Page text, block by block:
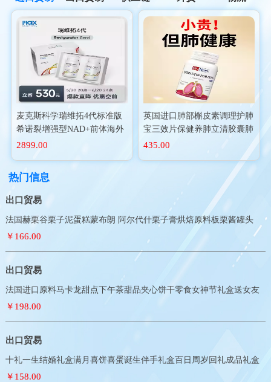
麦克斯科学瑞维拓4代标准版
希诺裂增强型NAD+前体海外
进口
2899.00
英国进口肺部槲皮素调理护肺
宝三效片保健养肺立清胶囊肺
动力二氢
435.00
热门信息
出口贸易
法国赫栗谷栗子泥蛋糕蒙布朗 阿尔代什栗子膏烘焙原料板栗酱罐头
￥166.00
出口贸易
法国进口原料马卡龙甜点下午茶甜品夹心饼干零食女神节礼盒送女友
￥198.00
出口贸易
十礼一生结婚礼盒满月喜饼喜蛋诞生伴手礼盒百日周岁回礼成品礼盒
￥158.00